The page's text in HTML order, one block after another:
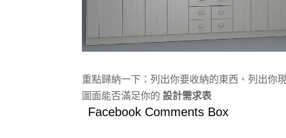
重點歸納一下：列出你要收納的東西、列出你
圖面能否滿足你的設計需求表
Facebook Comments Box